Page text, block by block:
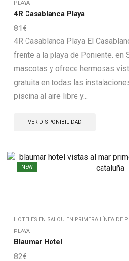
PLAYA
4R Casablanca Playa
81 €
4R Casablanca Playa El
frente a la playa de Poniente, en
mascotas y ofrece hermosas
gratuita en todas las
piscina al aire libre y...
VER DISPONIBILIDAD
NEW
HOTELES EN SALOU EN PRIMERA LÍNEA DE
PLAYA
Blaumar Hotel
82€